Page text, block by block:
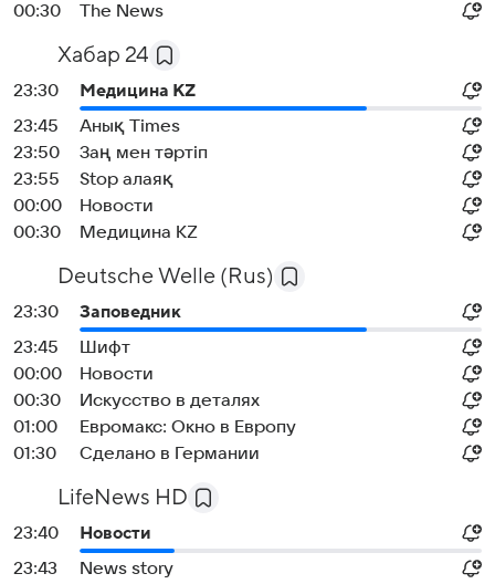
00:30
The News
Хабар 24
23:30
Медицина KZ
23:45
Анық Times
23:50
Заң мен тәртіп
23:55
Stop алаяқ
00:00
Новости
00:30
Медицина KZ
Deutsche Welle (Rus)
23:30
Заповедник
23:45
Шифт
00:00
Новости
00:30
Искусство в деталях
01:00
Евромакс: Окно в Европу
01:30
Сделано в Германии
LifeNews HD
23:40
Новости
23:43
News story